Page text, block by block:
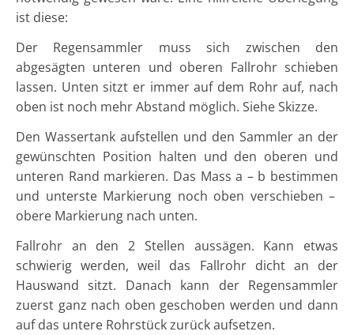
ist diese:
Der Regensammler muss sich zwischen den
abgesägten unteren und oberen Fallrohr schieben
lassen. Unten sitzt er immer auf dem Rohr auf, nach
oben ist noch mehr Abstand möglich. Siehe Skizze.
Den Wassertank aufstellen und den Sammler an der
gewünschten Position halten und den oberen und
unteren Rand markieren. Das Mass a – b bestimmen
und unterste Markierung noch oben verschieben –
obere Markierung nach unten.
Fallrohr an den 2 Stellen aussägen. Kann etwas
schwierig werden, weil das Fallrohr dicht an der
Hauswand sitzt. Danach kann der Regensammler
zuerst ganz nach oben geschoben werden und dann
auf das untere Rohrstück zurück aufsetzen.